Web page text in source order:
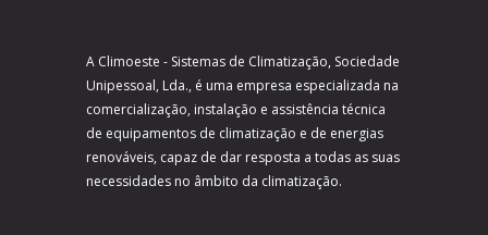
A Climoeste - Sistemas de Climatização, Sociedade
Unipessoal, Lda., é uma empresa especializada na
comercialização, instalação e assistência técnica
de equipamentos de climatização e de energias
renováveis, capaz de dar resposta a todas as suas
necessidades no âmbito da climatização.